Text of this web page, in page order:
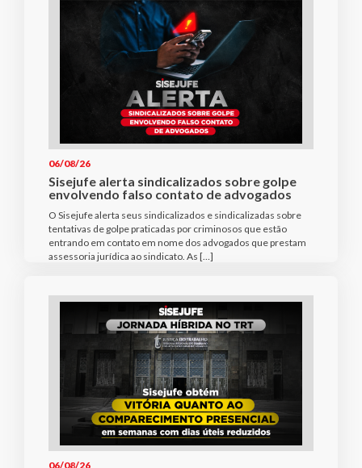
06/08/26
Sisejufe alerta sindicalizados sobre golpe
envolvendo falso contato de advogados
O Sisejufe alerta seus sindicalizados e sindicalizadas sobre
tentativas de golpe praticadas por criminosos que estão
entrando em contato em nome dos advogados que prestam
assessoria jurídica ao sindicato. As […]
06/08/26